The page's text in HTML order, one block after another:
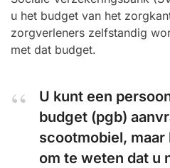
u het budget van het
zorgverleners zelfstandig
met dat budget.
U kunt een
budget (pgb)
scootmobiel,
om te weten dat u